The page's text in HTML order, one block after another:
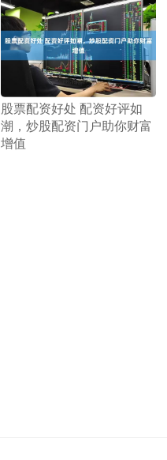
​股票配资好处 配资好评如
潮，炒股配资门户助你财富
增值